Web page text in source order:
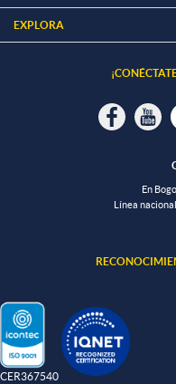
EXPLORA
En
Línea
CER367540